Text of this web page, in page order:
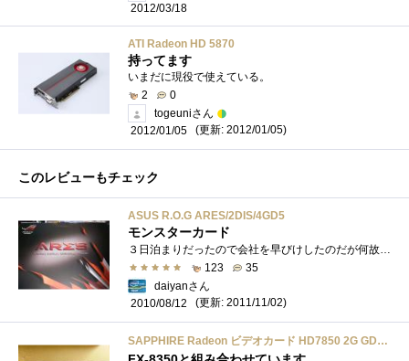
2012/03/18
ATI Radeon HD 5870
持ってます
いまだに現役で使えている。
2
0
togeuniさん
2012/01/05
(更新: 2012/01/05)
このレビューもチェック
ASUS R.O.G ARES/2DIS/4GD5
モンスターカード
３日泊まりだったので会社を早びけしたのだが何故か足が秋葉へｗそしてつくもたんゴールドカードが欲しかったのでTSUKUMOexへ直行。で、そうい�...
123
35
daiyanさん
2010/08/12
(更新: 2011/11/02)
SAPPHIRE Radeon ビデオカード HD7850 2G GDDR5 PCI-E OC VERSION 日本正規代理店品 SAHD785-2GD5OCR001